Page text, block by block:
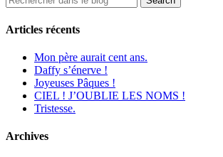
Articles récents
Mon père aurait cent ans.
Daffy s’énerve !
Joyeuses Pâques !
CIEL ! J’OUBLIE LES NOMS !
Tristesse.
Archives